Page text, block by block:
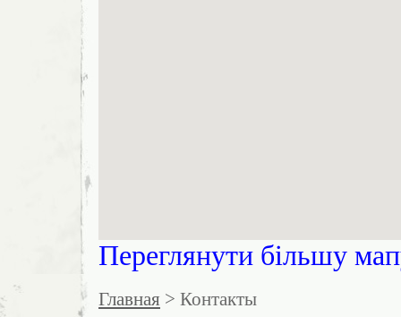
Переглянути більшу
Главная > Контакты